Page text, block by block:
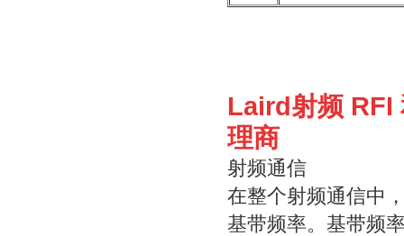
Laird射频 RFI
理商
射频通信
在整个射频通信中
基带频率。基带频